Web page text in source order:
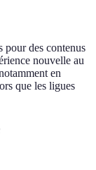
pour des contenus
nouvelle au
en
que les ligues